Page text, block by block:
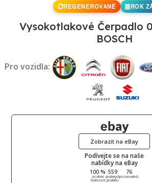
REGENEROVANÉ ROK
Vysokotlakové Čerpadlo
BOSCH
Pro vozidla:
Podívejte se na naše
nabídky na eBay
100 %
pozitivní
hodnocení
559
prodaných
produktů
76
pozorovatelů
Zobrazit na eBay